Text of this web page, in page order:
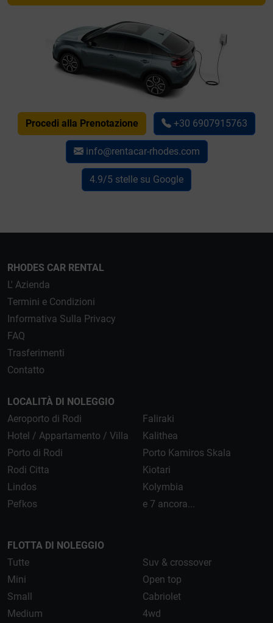
Procedi alla Prenotazione +30 6907915763
info@rentacar-rhodes.com
4.9/5 stelle su Google
RHODES CAR RENTAL
L' Azienda
Termini e Condizioni
Informativa Sulla Privacy
FAQ
Trasferimenti
Contatto
LOCALITÀ DI NOLEGGIO
Aeroporto di Rodi
Hotel / Appartamento / Villa
Porto di Rodi
Rodi Citta
Lindos
Pefkos
Faliraki
Kalithea
Porto Kamiros Skala
Kiotari
Kolymbia
e 7 ancora...
FLOTTA DI NOLEGGIO
Tutte
Mini
Small
Medium
Suv & crossover
Open top
Cabriolet
4wd